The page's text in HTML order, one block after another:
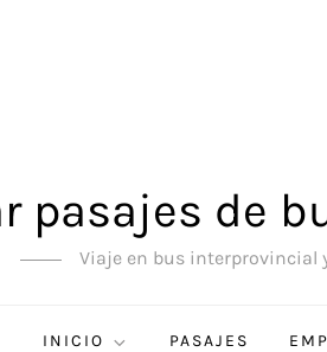
pasajes de
Viaje en bus interprovincial
INICIO PASAJES